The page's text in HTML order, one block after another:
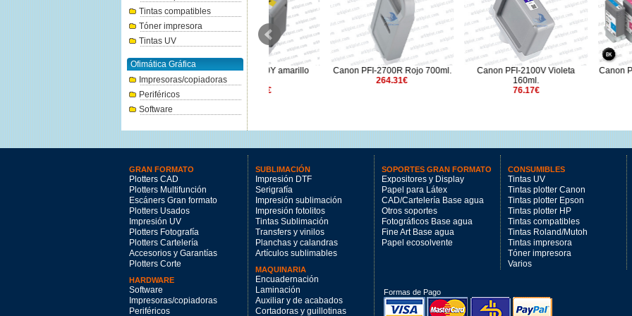
Tintas compatibles
Tóner impresora
Tintas UV
Ofimática Gráfica
Impresoras/copiadoras
Periféricos
Software
Canon PFI-4100Y amarillo
80ml.
Canon PFI-2700R Rojo 700ml.
Canon PFI-2100V Violeta
Canon PFI-102MBK
GRAN FORMATO
Plotters CAD
Plotters Multifunción
Escáners Gran formato
Plotters Usados
Impresión UV
Plotters Fotografía
Plotters Cartelería
Accesorios y Garantías
Plotters Corte
HARDWARE
Software
Impresoras/copiadoras
Periféricos
SUBLIMACIÓN
Impresión DTF
Serigrafía
Impresión sublimación
Impresión fotolitos
Tintas Sublimación
Transfers y vinilos
Planchas y calandras
Artículos sublimables
MAQUINARIA
Encuadernación
Laminación
Auxiliar y de acabados
Cortadoras y guillotinas
SOPORTES GRAN FORMATO
Expositores y Display
Papel para Látex
CAD/Cartelería Base agua
Otros soportes
Fotográficos Base agua
Fine Art Base agua
Papel ecosolvente
CONSUMIBLES
Tintas UV
Tintas plotter Canon
Tintas plotter Epson
Tintas plotter HP
Tintas compatibles
Tintas Roland/Mutoh
Tintas impresora
Tóner impresora
Varios
Formas de Pago